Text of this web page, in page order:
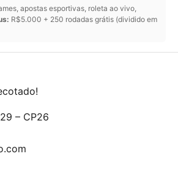
apostas esportivas, roleta ao vivo,
R$5.000 + 250 rodadas grátis (dividido em
– CP26